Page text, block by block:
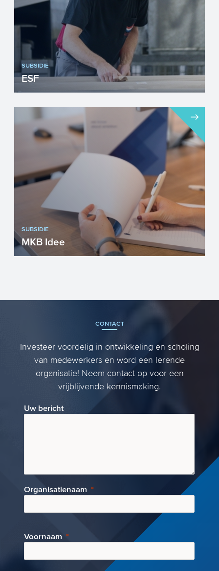
SUBSIDIE
ESF
Het Europees Sociaal Fonds (ESF) is een
belangrijk instrument om de
werkgelegenheid en eerlijke arbe...
SUBSIDIE
MKB Idee
personeel, maar ervaart u hier...
CONTACT
Investeer voordelig in ontwikkeling en scholing
van medewerkers en word een lerende
organisatie! Neem contact op voor een
vrijblijvende kennismaking.
Uw bericht
Organisatienaam
Voornaam